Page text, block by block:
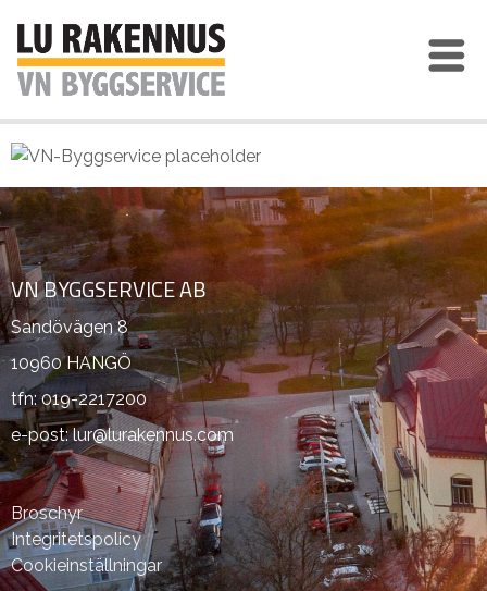
VN BYGGSERVICE AB
Sandövägen 8
10960 HANGÖ
tfn: 019-2217200
e-post: lur@lurakennus.com
Broschyr
Integritetspolicy
Cookieinställningar